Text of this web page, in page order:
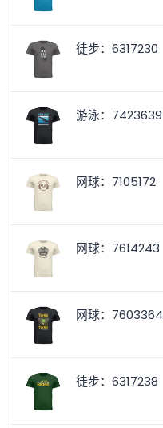
徒步：6317230
游泳：7423639
网球：7105172
网球：7614243
网球：7603364
徒步：6317238